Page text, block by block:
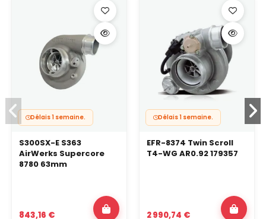
Délais 1 semaine.
S300SX-E S363
AirWerks Supercore
8780 63mm
843,16 €
Délais 1 semaine.
EFR-8374 Twin Scroll
T4-WG AR0.92 179357
2 990,74 €